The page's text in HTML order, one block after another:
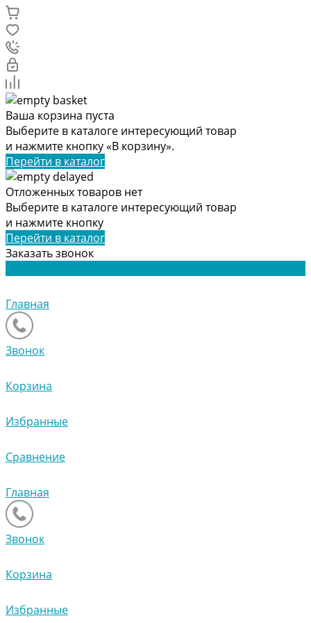
Ваша корзина пуста
Выберите в каталоге интересующий товар
и нажмите кнопку «В корзину».
Перейти в каталог
Отложенных товаров нет
Выберите в каталоге интересующий товар
и нажмите кнопку
Перейти в каталог
Заказать звонок
Главная
Звонок
Корзина
Избранные
Сравнение
Главная
Звонок
Корзина
Избранные